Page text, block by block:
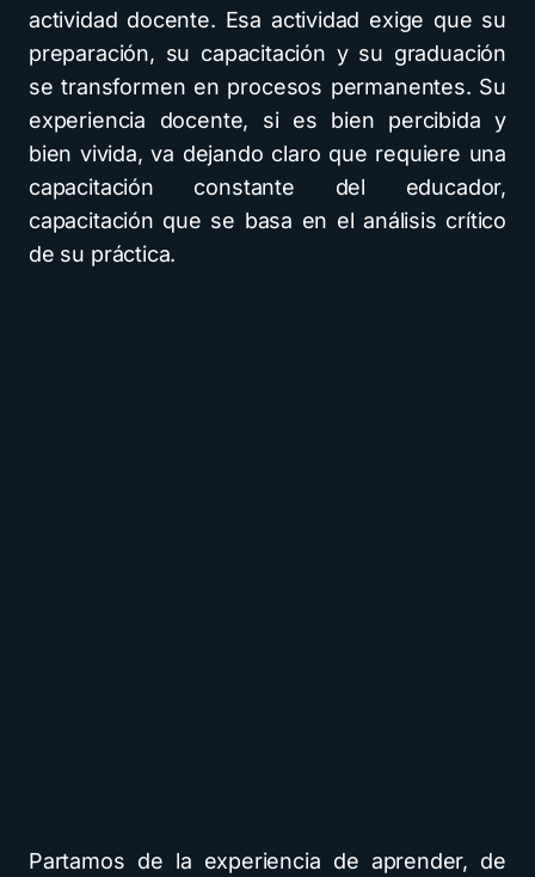
actividad docente. Esa actividad exige que su
preparación, su capacitación y su graduación
se transformen en procesos permanentes. Su
experiencia docente, si es bien percibida y
bien vivida, va dejando claro que requiere una
capacitación constante del educador,
capacitación que se basa en el análisis crítico
de su práctica.
Partamos de la experiencia de aprender, de